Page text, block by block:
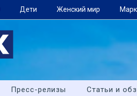
Дети Женский мир
Пресс-релизы Статьи и